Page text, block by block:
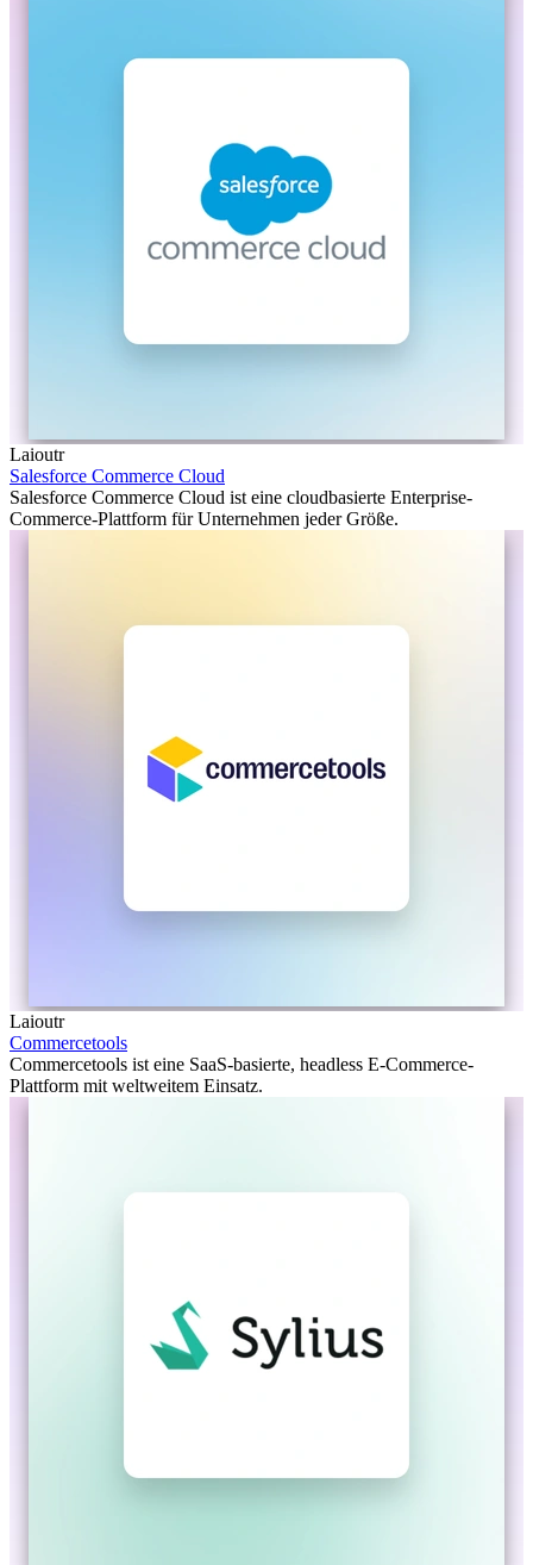
Laioutr
Salesforce Commerce Cloud
Salesforce Commerce Cloud ist eine cloudbasierte Enterprise-
Commerce-Plattform für Unternehmen jeder Größe.
Laioutr
Commercetools
Commercetools ist eine SaaS-basierte, headless E-Commerce-
Plattform mit weltweitem Einsatz.